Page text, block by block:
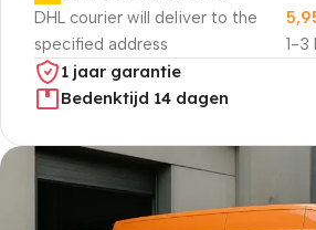
DHL courier will deliver to the
specified address
1-3
1 jaar garantie
Bedenktijd 14 dagen